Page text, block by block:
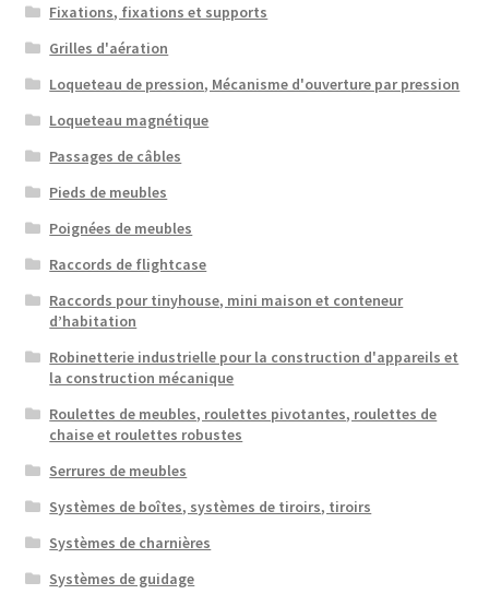
Fixations, fixations et supports
Grilles d'aération
Loqueteau de pression, Mécanisme d'ouverture par pression
Loqueteau magnétique
Passages de câbles
Pieds de meubles
Poignées de meubles
Raccords de flightcase
Raccords pour tinyhouse, mini maison et conteneur
d’habitation
Robinetterie industrielle pour la construction d'appareils et
la construction mécanique
Roulettes de meubles, roulettes pivotantes, roulettes de
chaise et roulettes robustes
Serrures de meubles
Systèmes de boîtes, systèmes de tiroirs, tiroirs
Systèmes de charnières
Systèmes de guidage